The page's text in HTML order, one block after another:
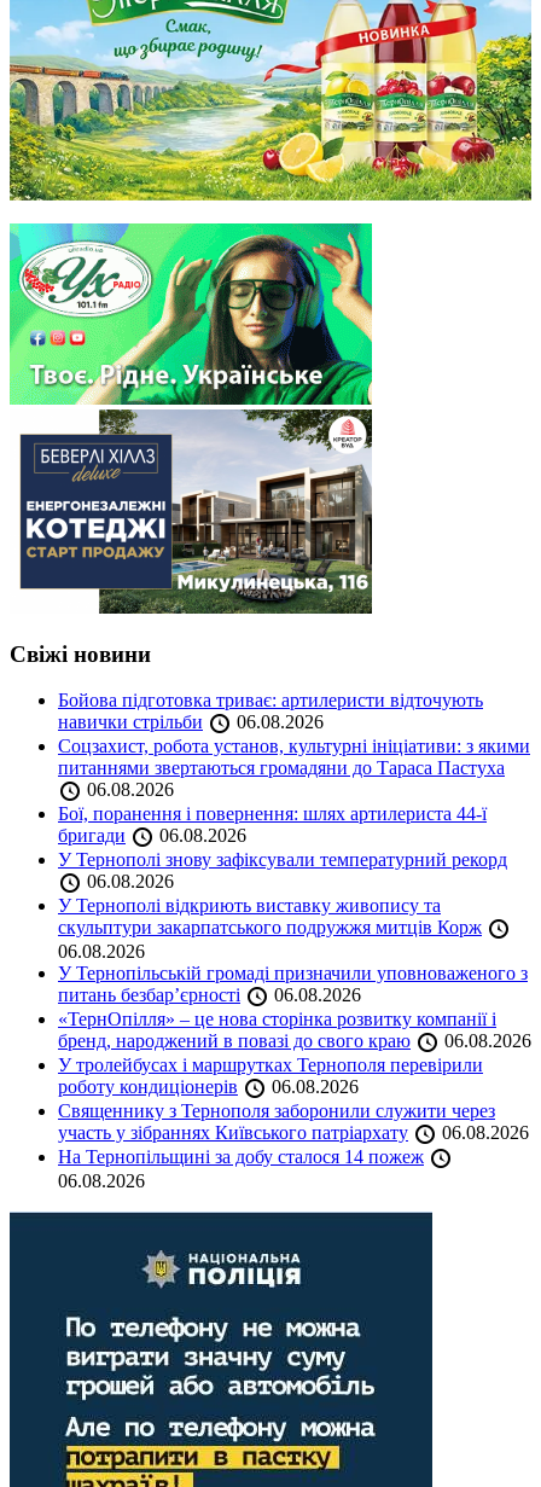
Свіжі новини
Бойова підготовка триває: артилеристи відточують
навички стрільби
06.08.2026
Соцзахист, робота установ, культурні ініціативи: з якими
питаннями звертаються громадяни до Тараса Пастуха
06.08.2026
Бої, поранення і повернення: шлях артилериста 44-ї
бригади
06.08.2026
У Тернополі знову зафіксували температурний рекорд
06.08.2026
У Тернополі відкриють виставку живопису та
скульптури закарпатського подружжя митців Корж
06.08.2026
У Тернопільській громаді призначили уповноваженого з
питань безбар’єрності
06.08.2026
«ТернОпілля» – це нова сторінка розвитку компанії і
бренд, народжений в повазі до свого краю
06.08.2026
У тролейбусах і маршрутках Тернополя перевірили
роботу кондиціонерів
06.08.2026
Священнику з Тернополя заборонили служити через
участь у зібраннях Київського патріархату
06.08.2026
На Тернопільщині за добу сталося 14 пожеж
06.08.2026